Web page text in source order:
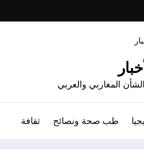
المغاربي والعربي
طب صحة ونصائح ثقافة